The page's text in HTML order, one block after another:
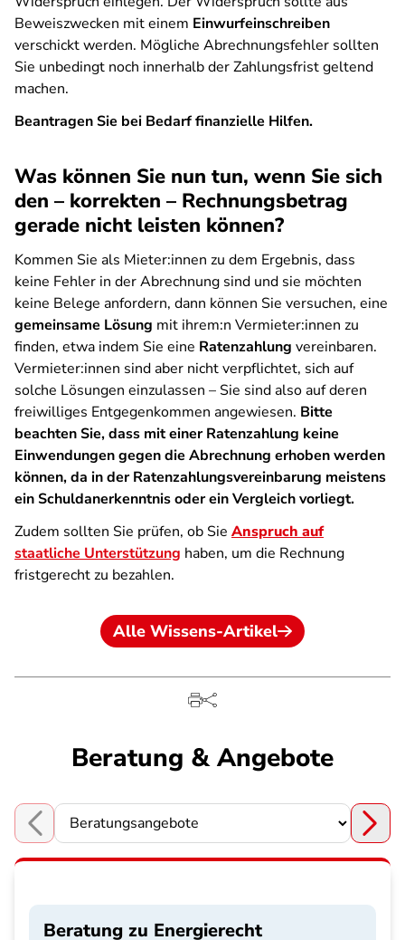
Beweiszwecken mit einem Einwurfeinschreiben
verschickt werden. Mögliche Abrechnungsfehler sollten
Sie unbedingt noch innerhalb der Zahlungsfrist geltend
machen.
Beantragen Sie bei Bedarf finanzielle Hilfen.
Was können Sie nun tun, wenn Sie sich
den – korrekten – Rechnungsbetrag
gerade nicht leisten können?
Kommen Sie als Mieter:innen zu dem Ergebnis, dass
keine Fehler in der Abrechnung sind und sie möchten
keine Belege anfordern, dann können Sie versuchen, eine
gemeinsame Lösung mit ihrem:n Vermieter:innen zu
finden, etwa indem Sie eine Ratenzahlung vereinbaren.
Vermieter:innen sind aber nicht verpflichtet, sich auf
solche Lösungen einzulassen – Sie sind also auf deren
freiwilliges Entgegenkommen angewiesen. Bitte
beachten Sie, dass mit einer Ratenzahlung keine
Einwendungen gegen die Abrechnung erhoben werden
können, da in der Ratenzahlungsvereinbarung meistens
ein Schuldanerkenntnis oder ein Vergleich vorliegt.
Zudem sollten Sie prüfen, ob Sie Anspruch auf
staatliche Unterstützung haben, um die Rechnung
fristgerecht zu bezahlen.
Alle Wissens-Artikel
Beratung & Angebote
Choose a section
Beratung zu Energierecht